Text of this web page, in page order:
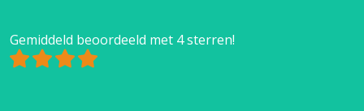
Gemiddeld beoordeeld met 4 sterren!